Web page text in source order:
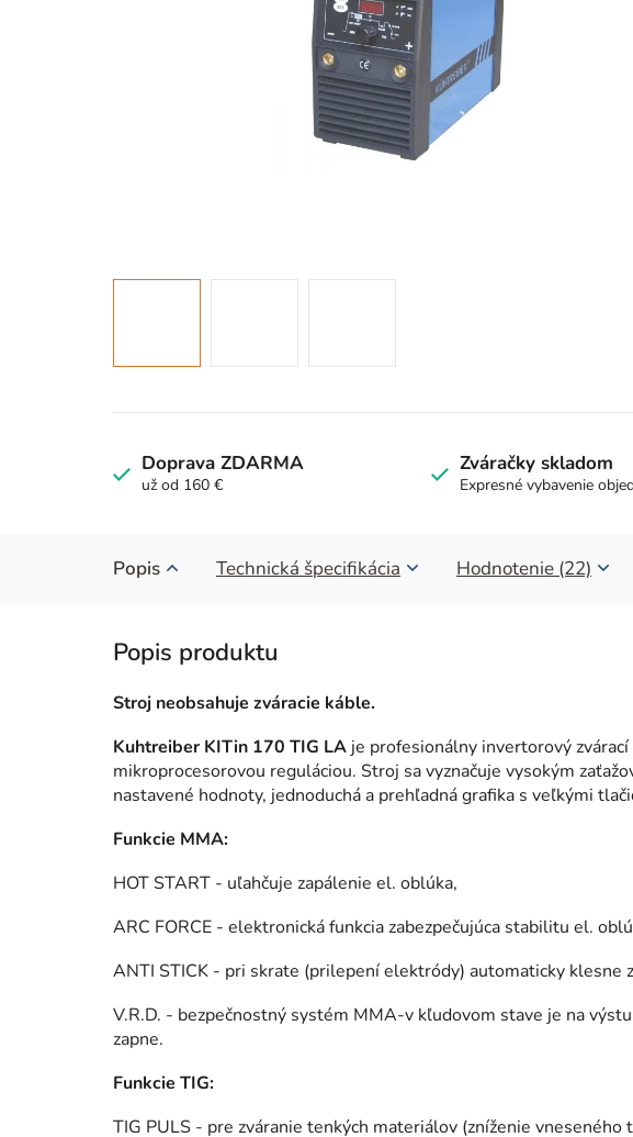
Doprava ZDARMA
už od 160 €
Zváračky skladom
Expresné vybavenie
Popis Technická špecifikácia Hodnotenie (22)
Stroj neobsahuje zváracie káble.
Kuhtreiber KITin 170 TIG LA je profesionálny invertorový
mikroprocesorovou reguláciou. Stroj sa vyznačuje vysokým
nastavené hodnoty, jednoduchá a prehľadná grafika s veľkými
Funkcie MMA:
HOT START - uľahčuje zapálenie el. oblúka,
ARC FORCE - elektronická funkcia zabezpečujúca stabilitu el.
ANTI STICK - pri skrate (prilepení elektródy) automaticky klesne
V.R.D. - bezpečnostný systém MMA-v kľudovom stave je na
zapne.
Funkcie TIG:
TIG PULS - pre zváranie tenkých materiálov (zníženie